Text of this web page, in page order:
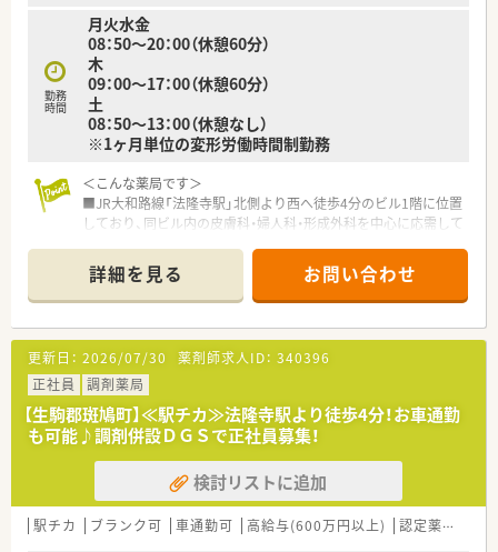
勤務
時間
月火水金
08：50～20：00（休憩60分）
木
09：00～17：00（休憩60分）
土
08：50～13：00（休憩なし）
※1ヶ月単位の変形労働時間制勤務
＜こんな薬局です＞
■JR大和路線「法隆寺駅」北側より西へ徒歩4分のビル1階に位置
しており、同ビル内の皮膚科・婦人科・形成外科を中心に応需して
■古くからある店舗のため、地元での認知度は高く、日々100名
を超える患者様が来局される活気のある店舗です。
■薬剤師は常時3～4名が在籍し、他に医療事務もおり協力し合
いながら効率的に業務を行っています。
■お休みも比較的取得しやすく「お互い様精神」が根付いてお
り、雰囲気の良い店舗です。
■ご面接時に適性をみて配属店舗を最終決定いたします。
当店舗以外での配属となる可能性もございます。
＜こんな会社です＞
■全国にグループ全体で400店舗以上運営している大手調剤薬
大手と地場チェーンの良いところを取っている会社です。
■母体にあたる親会社は一部上場の安定企業で、
詳細を見る お問い合わせ
更新日： 2026/07/30 薬剤師求人ID： 340396
正社員
調剤薬局
【生駒郡斑鳩町】≪駅チカ≫法隆寺駅より徒歩4分！お車通勤
も可能♪調剤併設ＤＧＳで正社員募集！
検討リストに追加
駅チカ ブランク可 車通勤可 高給与(600万円以上) 認定薬剤師取得支援あり